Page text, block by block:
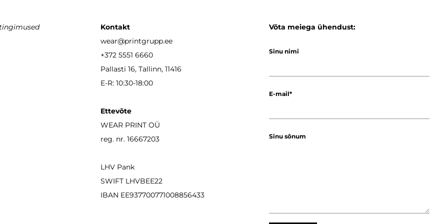
Kontakt
wear@printgrupp.ee
+372 5551 6660
Pallasti 16, Tallinn, 11416
E-R: 10:30-18:00
Ettevõte
WEAR PRINT OÜ
reg. nr. 16667203
LHV Pank
SWIFT LHVBEE22
IBAN EE937700771008856433
Võta meiega ühendust:
Sinu nimi
E-mail
Sinu sõnum